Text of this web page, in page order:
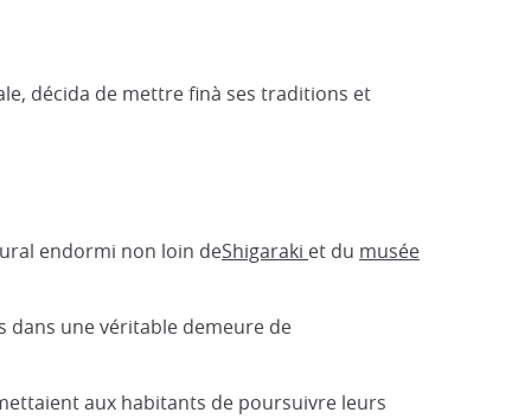
décida de mettre finà ses traditions et
endormi non loin deShigaraki et du musée
dans une véritable demeure de
aux habitants de poursuivre leurs